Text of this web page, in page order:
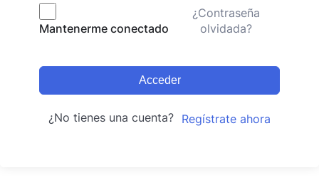
Mantenerme conectado
¿Contraseña
olvidada?
Acceder
¿No tienes una cuenta? Regístrate ahora